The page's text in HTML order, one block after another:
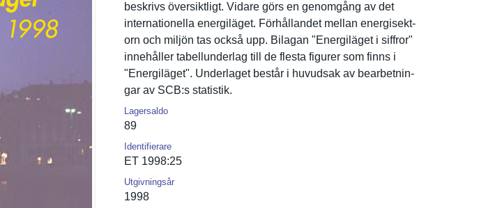
beskrivs översiktli­gt. Vidare görs en genomgång av det
internatio­nella energiläge­t. Förhålland­et mellan energisekt­
orn och miljön tas också upp. Bilagan "Energiläg­et i siffror"
innehåller tabellunde­rlag till de flesta figurer som finns i
"Energiläg­et". Underlaget består i huvudsak av bearbetnin­
gar av SCB:s statistik.
Lagersaldo
89
Identifierare
ET 1998:25
Utgivningsår
1998